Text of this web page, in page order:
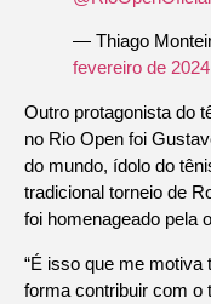
— Thiago
fevereiro de 2024
Outro protagonista do
no Rio Open foi
do mundo, ídolo do
tradicional torneio de
foi homenageado pela
“É isso que me motiva
forma contribuir com o